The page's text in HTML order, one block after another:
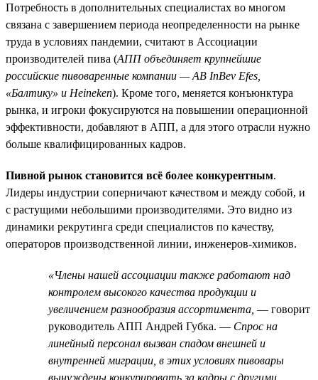
Потребность в дополнительных специалистах во многом
связана с завершением периода неопределенности на рынке
труда в условиях пандемии, считают в Ассоциации
производителей пива (АПП объединяет крупнейшие
российские пивоваренные компании — AB InBev Efes,
«Балтику» и Heineken). Кроме того, меняется конъюнктура
рынка, и игроки фокусируются на повышении операционной
эффективности, добавляют в АПП, а для этого отрасли нужно
больше квалифицированных кадров.
Пивной рынок становится всё более конкурентным.
Лидеры индустрии соперничают качеством и между собой, и
с растущими небольшими производителями. Это видно из
динамики рекрутинга среди специалистов по качеству,
операторов производственной линии, инженеров-химиков.
«Члены нашей ассоциации также работают над
контролем высокого качества продукции и
увеличением разнообразия ассортимента, — говорит
руководитель АПП Андрей Губка. — Спрос на
линейный персонал вызван спадом внешней и
внутренней миграции, в этих условиях пивовары
вынуждены конкурировать за кадры с другими